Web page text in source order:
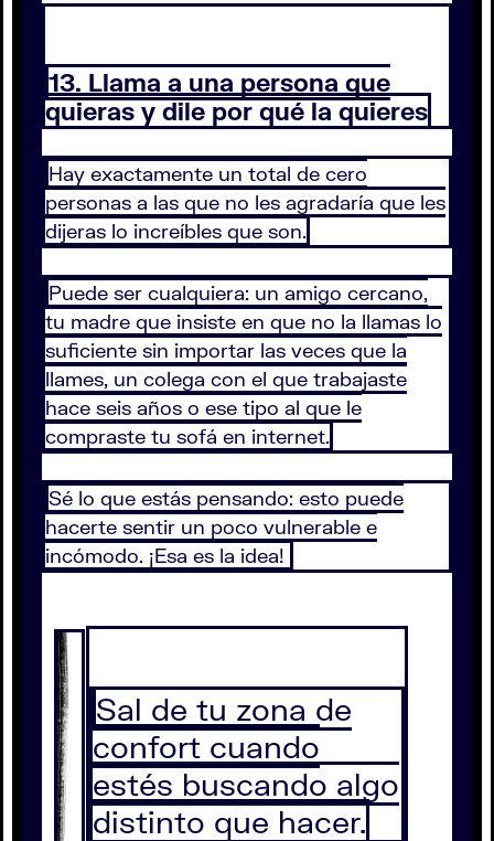
13. Llama a una persona que
quieras y dile por qué la quieres
Hay exactamente un total de cero
personas a las que no les agradaría que les
dijeras lo increíbles que son.
Puede ser cualquiera: un amigo cercano,
tu madre que insiste en que no la llamas lo
suficiente sin importar las veces que la
llames, un colega con el que trabajaste
hace seis años o ese tipo al que le
compraste tu sofá en internet.
Sé lo que estás pensando: esto puede
hacerte sentir un poco vulnerable e
incómodo. ¡Esa es la idea!
Sal de tu zona de
confort cuando
estés buscando algo
distinto que hacer.